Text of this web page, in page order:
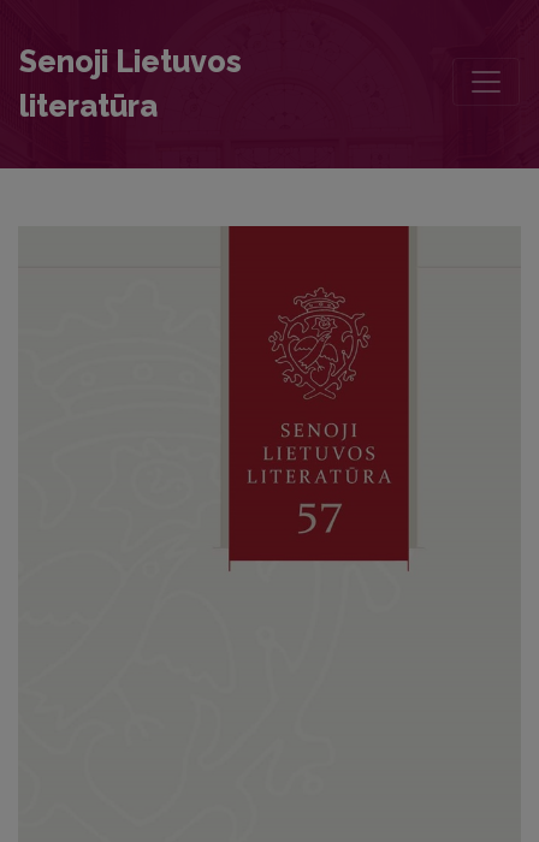
Senoji Lietuvos
literatūra